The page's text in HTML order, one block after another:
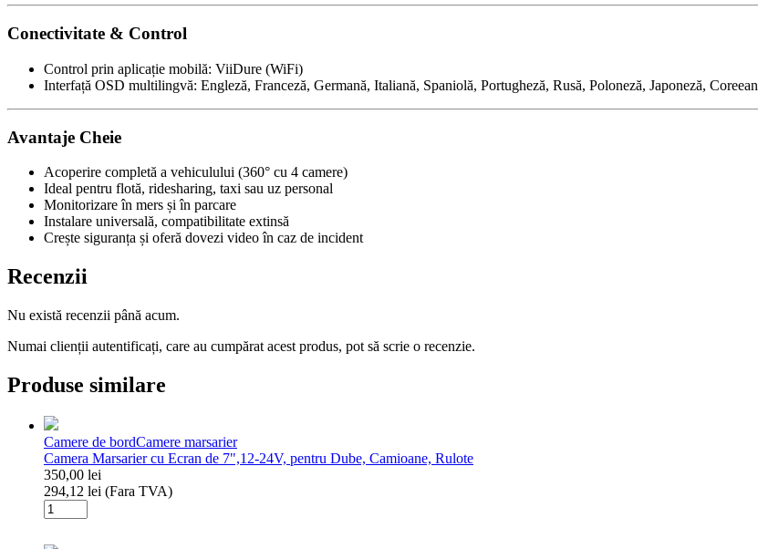
Conectivitate & Control
Control prin aplicație mobilă: ViiDure (WiFi)
Interfață OSD multilingvă: Engleză, Franceză, Germană, Italiană, Spaniolă, Portugheză, Rusă, Poloneză, Japoneză,
Avantaje Cheie
Acoperire completă a vehiculului (360° cu 4 camere)
Ideal pentru flotă, ridesharing, taxi sau uz personal
Monitorizare în mers și în parcare
Instalare universală, compatibilitate extinsă
Crește siguranța și oferă dovezi video în caz de incident
Recenzii
Nu există recenzii până acum.
Numai clienții autentificați, care au cumpărat acest produs, pot să scrie o recenzie.
Produse similare
Camere de bordCamere marsarier
Camera Marsarier cu Ecran de 7",12-24V, pentru Dube, Camioane, Rulote
350,00 lei
294,12 lei (Fara TVA)
Cantitate
Camera